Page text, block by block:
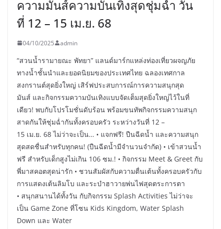
ความมันส์ความบันเทิงสุดชุ่มฉ่ำ วัน
ที่ 12 – 15 เม.ย. 68
04/10/2025 admin
“สวนน้ำรามายณะ พัทยา” แลนด์มาร์กแหล่งท่องเที่ยวผจญภัย
ทางน้ำชั้นนำและยอดนิยมของประเทศไทย ฉลองเทศกาล
สงกรานต์สุดยิ่งใหญ่ เสิร์ฟประสบการณ์การความสนุกสุด
มันส์ และกิจกรรมความบันเทิงแบบจัดเต็มสุดยิ่งใหญ่ไว้ในที่
เดียว! พบกับโปรโมชั่นดับร้อน พร้อมขนทัพกิจกรรมความสนุก
สาดกันให้ชุ่มฉ่ำกันทั้งครอบครัว ระหว่างวันที่ 12 –
15 เม.ย. 68 ไม่ว่าจะเป็น… • แจกฟรี! ปืนฉีดน้ำ และความสนุก
สุดสดชื่นสำหรับทุกคน! (ปืนฉีดน้ำมีจำนวนจำกัด) • เข้าสวนน้ำ
ฟรี สำหรับเด็กสูงไม่เกิน 106 ซม.! • กิจกรรม Meet & Greet กับ
พี่มาสคอตสุดน่ารัก • ชวนสัมผัสกับความตื่นเต้นทั้งครอบครัวกับ
การแสดงเต้นลิมโบ และระบำฮาวายพ่นไฟสุดตระการตา
• สนุกสนานได้ทั้งวัน กับกิจกรรม Splash Activities ไม่ว่าจะ
เป็น Game Zone ที่โซน Kids Kingdom, Water Splash
Down และ Water